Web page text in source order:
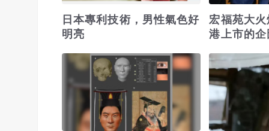
日本專利技術，男性氣色好
明亮
宏福苑大
港上市的